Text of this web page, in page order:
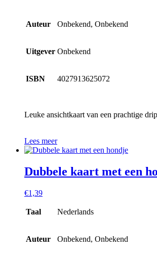
Auteur Onbekend, Onbekend
Uitgever Onbekend
ISBN 4027913625072
Leuke ansichtkaart van een prachtige
Lees meer
Dubbele kaart met een
€1,39
Taal Nederlands
Auteur Onbekend, Onbekend